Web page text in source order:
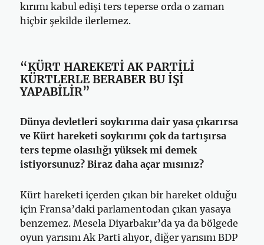
kırımı kabul edişi ters teperse orda o zaman
hiçbir şekilde ilerlemez.
“KÜRT HAREKETİ AK PARTİLİ
KÜRTLERLE BERABER BU İŞİ
YAPABİLİR”
Dünya devletleri soykırıma dair yasa çıkarırsa
ve Kürt hareketi soykırımı çok da tartışırsa
ters tepme olasılığı yüksek mi demek
istiyorsunuz? Biraz daha açar mısınız?
Kürt hareketi içerden çıkan bir hareket olduğu
için Fransa’daki parlamentodan çıkan yasaya
benzemez. Mesela Diyarbakır’da ya da bölgede
oyun yarısını Ak Parti alıyor, diğer yarısını BDP